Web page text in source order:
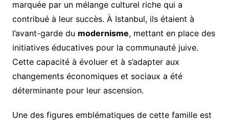
marquée par un mélange culturel riche qui a
contribué à leur succès. À Istanbul, ils étaient à
l’avant-garde du modernisme, mettant en place des
initiatives éducatives pour la communauté juive.
Cette capacité à évoluer et à s’adapter aux
changements économiques et sociaux a été
déterminante pour leur ascension.
Une des figures emblématiques de cette famille est